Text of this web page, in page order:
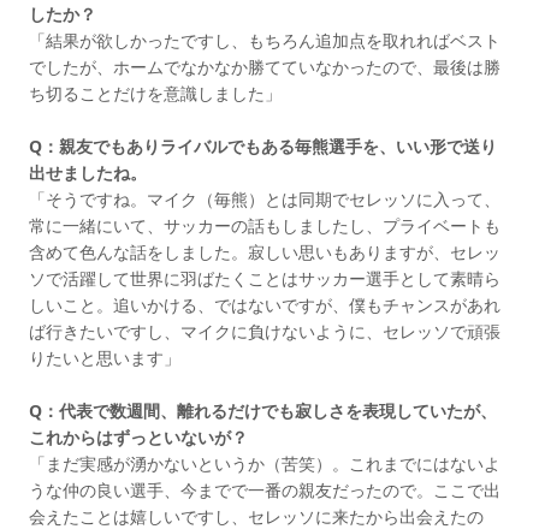
したか？
「結果が欲しかったですし、もちろん追加点を取れればベスト
でしたが、ホームでなかなか勝てていなかったので、最後は勝
ち切ることだけを意識しました」
Q：親友でもありライバルでもある毎熊選手を、いい形で送り
出せましたね。
「そうですね。マイク（毎熊）とは同期でセレッソに入って、
常に一緒にいて、サッカーの話もしましたし、プライベートも
含めて色んな話をしました。寂しい思いもありますが、セレッ
ソで活躍して世界に羽ばたくことはサッカー選手として素晴ら
しいこと。追いかける、ではないですが、僕もチャンスがあれ
ば行きたいですし、マイクに負けないように、セレッソで頑張
りたいと思います」
Q：代表で数週間、離れるだけでも寂しさを表現していたが、
これからはずっといないが？
「まだ実感が湧かないというか（苦笑）。これまでにはないよ
うな仲の良い選手、今までで一番の親友だったので。ここで出
会えたことは嬉しいですし、セレッソに来たから出会えたの